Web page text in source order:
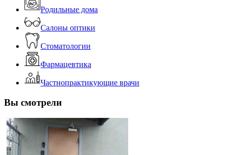
Родильные дома
Салоны оптики
Стоматологии
Фармацевтика
Частнопрактикующие врачи
Вы смотрели